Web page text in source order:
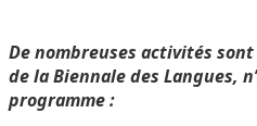
De nombreuses activités
de la Biennale des Langues,
programme :